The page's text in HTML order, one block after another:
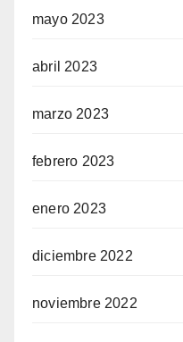
mayo 2023
abril 2023
marzo 2023
febrero 2023
enero 2023
diciembre 2022
noviembre 2022